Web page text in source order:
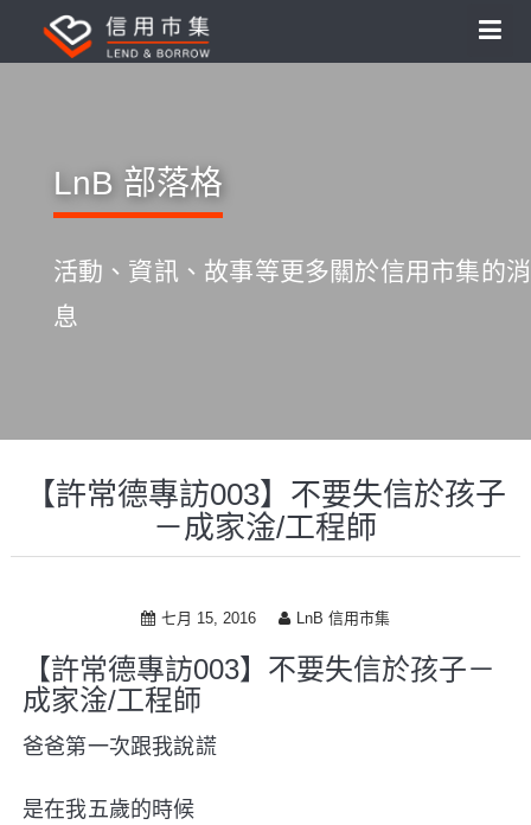
LnB 部落格
活動、資訊、故事等更多關於信用市集的消
息
【許常德專訪003】不要失信於孩子
－成家淦/工程師
七月 15, 2016 LnB 信用市集
【許常德專訪003】不要失信於孩子－
成家淦/工程師
爸爸第一次跟我說謊
是在我五歲的時候